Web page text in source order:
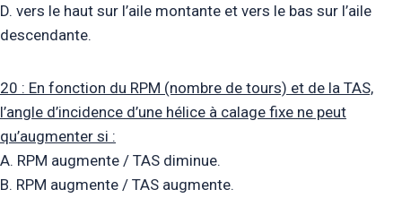
D. vers le haut sur l’aile montante et vers le bas sur l’aile
descendante.
20 : En fonction du RPM (nombre de tours) et de la TAS,
l’angle d’incidence d’une hélice à calage fixe ne peut
qu’augmenter si :
A. RPM augmente / TAS diminue.
B. RPM augmente / TAS augmente.